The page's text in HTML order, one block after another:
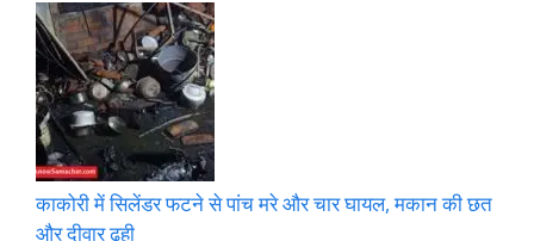
काकोरी में सिलेंडर फटने से पांच मरे और चार घायल, मकान की छत
और दीवार ढही